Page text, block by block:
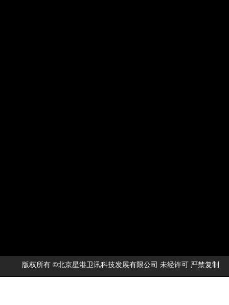
版权所有 ©北京星港卫讯科技发展有限公